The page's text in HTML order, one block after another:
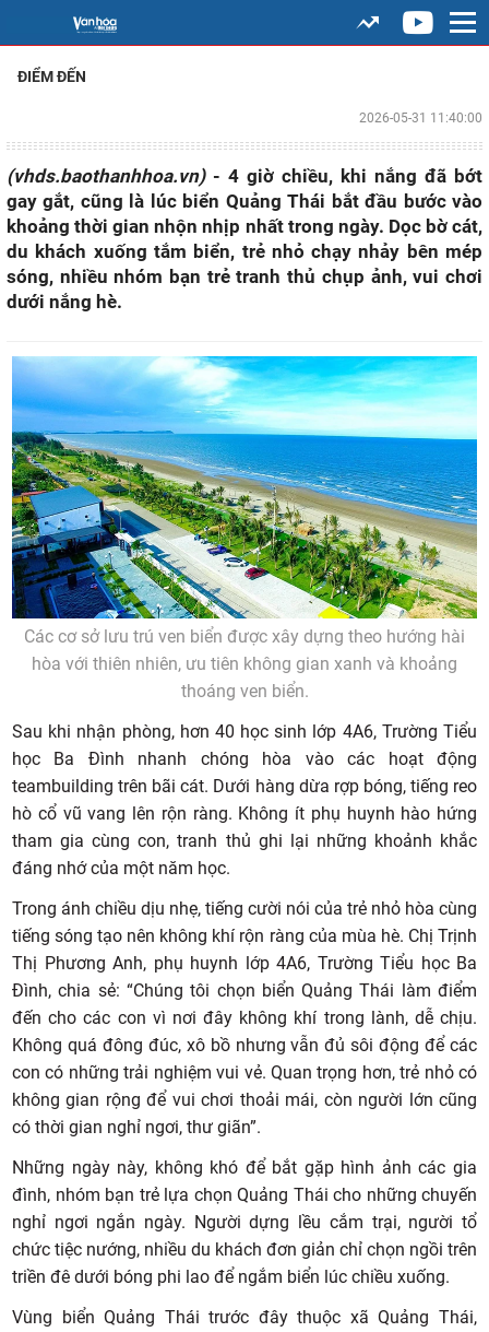
ĐIỂM ĐẾN
2026-05-31 11:40:00
(vhds.baothanhhoa.vn)- 4 giờ chiều, khi nắng đã bớt
gay gắt, cũng là lúc biển Quảng Thái bắt đầu bước vào
khoảng thời gian nhộn nhịp nhất trong ngày. Dọc bờ cát,
du khách xuống tắm biển, trẻ nhỏ chạy nhảy bên mép
sóng, nhiều nhóm bạn trẻ tranh thủ chụp ảnh, vui chơi
dưới nắng hè.
Các cơ sở lưu trú ven biển được xây dựng theo hướng hài
hòa với thiên nhiên, ưu tiên không gian xanh và khoảng
thoáng ven biển.
Sau khi nhận phòng, hơn 40 học sinh lớp 4A6, Trường Tiểu
học Ba Đình nhanh chóng hòa vào các hoạt động
teambuilding trên bãi cát. Dưới hàng dừa rợp bóng, tiếng reo
hò cổ vũ vang lên rộn ràng. Không ít phụ huynh hào hứng
tham gia cùng con, tranh thủ ghi lại những khoảnh khắc
đáng nhớ của một năm học.
Trong ánh chiều dịu nhẹ, tiếng cười nói của trẻ nhỏ hòa cùng
tiếng sóng tạo nên không khí rộn ràng của mùa hè. Chị Trịnh
Thị Phương Anh, phụ huynh lớp 4A6, Trường Tiểu học Ba
Đình, chia sẻ: “Chúng tôi chọn biển Quảng Thái làm điểm
đến cho các con vì nơi đây không khí trong lành, dễ chịu.
Không quá đông đúc, xô bồ nhưng vẫn đủ sôi động để các
con có những trải nghiệm vui vẻ. Quan trọng hơn, trẻ nhỏ có
không gian rộng để vui chơi thoải mái, còn người lớn cũng
có thời gian nghỉ ngơi, thư giãn”.
Những ngày này, không khó để bắt gặp hình ảnh các gia
đình, nhóm bạn trẻ lựa chọn Quảng Thái cho những chuyến
nghỉ ngơi ngắn ngày. Người dựng lều cắm trại, người tổ
chức tiệc nướng, nhiều du khách đơn giản chỉ chọn ngồi trên
triền đê dưới bóng phi lao để ngắm biển lúc chiều xuống.
Vùng biển Quảng Thái trước đây thuộc xã Quảng Thái,